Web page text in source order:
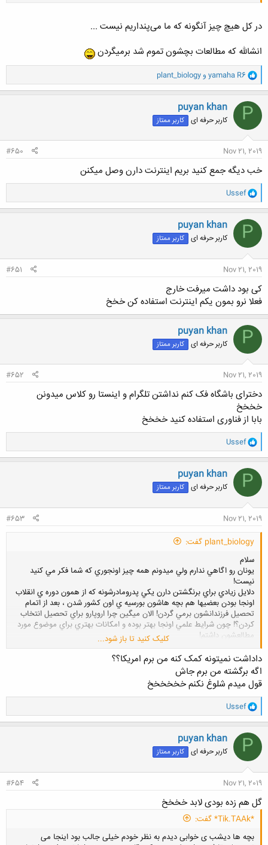
جوانب رو بسنجه چه برسه به اينكه بخواهيد به كشور ديگه اي برين!
در کل هیچ چیز آنگونه که ما می‌پنداریم نیست ...
انشالله که مطالعات بچشون تموم شد برمیگردن
و
ا
ک
ن
ش
ه
ا
yamaha R6 و plant_biology
P
puyan khan
کاربر حرفه ای کاربر ممتاز
Nov 21, 2019
#650
خب دیگه جمع کنید بریم اینترنت دارن وصل میکنن
و
ا
ک
ن
ش
ه
ا
Ussef
P
puyan khan
کاربر حرفه ای کاربر ممتاز
Nov 21, 2019
#651
کی بود داشت میرفت خارج
فعلا نرو بمون یکم اینترنت استفاده کن خخخ
P
puyan khan
کاربر حرفه ای کاربر ممتاز
Nov 21, 2019
#652
دخترای باشگاه فک کنم نداشتن تلگرام و اینستا رو کلاس میدونن
خخخخ
بابا از فناوری استفاده کنید خخخخ
و
ا
ک
ن
ش
ه
ا
Ussef
P
puyan khan
کاربر حرفه ای کاربر ممتاز
Nov 21, 2019
#653
plant_biology گفت:
سلام
يونان رو اگاهي ندارم ولي ميدونم همه چيز اونجوري كه شما فكر مي كنيد
نيست!
دلايل زيادي براي برنگشتن دارن يكي پدرومادرشونه كه از همون دوره ي انقلاب
اونجا بودن بعضيها هم بچه هاشون بورسيه ي اون كشور شدن ، بعد از اتمام
تحصيل فرزندانشون برمي گردن! الان ميگين چرا اروپارو براي تحصيل انتخاب
كردن؟! چون شرايط علمي اونجا بهتر بوده و امكانات بهتري براي موضوع مورد
مطالعشون داشتم!
حالا من كاري به اين چيزا ندارم هميشه هم مهاجرت گزينه ي خوبي نيست! به
نظرم ادم توي كشور خودش مي خواد كوچ كنه بايد حساب شده كار كنه و همه
جوانب رو بسنجه چه برسه به اينكه بخواهيد به كشور ديگه اي برين!
کلیک کنید تا باز شود...
داداشت نمیتونه کمک کنه من برم امریکا؟؟
اگه برگشته من برم جاش
قول میدم شلوغ نکنم خخخخخخ
و
ا
ک
ن
ش
ه
ا
Ussef
P
puyan khan
کاربر حرفه ای کاربر ممتاز
Nov 21, 2019
#654
گل هم زده بودی لابد خخخخ
*Tik.TAAk* گفت:
بچه ها دیشب ی خوابی دیدم به نظر خودم خیلی جالب بود اینجا می